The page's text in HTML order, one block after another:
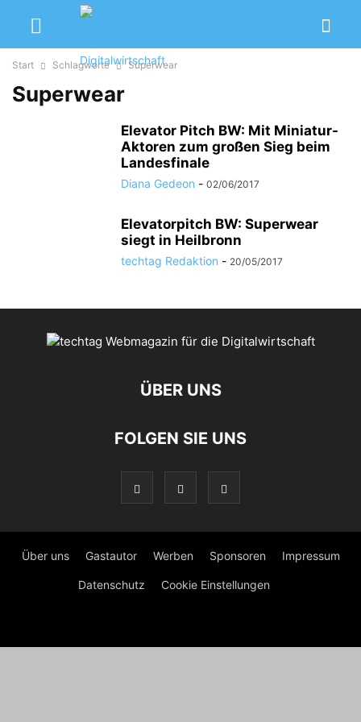
Start Schlagworte Superwear
Superwear
Elevator Pitch BW: Mit Miniatur-
Aktoren zum großen Sieg beim
Landesfinale
Diana Gedeon - 02/06/2017
Elevatorpitch BW: Superwear
siegt in Heilbronn
techtag Redaktion - 20/05/2017
ÜBER UNS
FOLGEN SIE UNS
Über uns Gastautor Werben Sponsoren Impressum
Datenschutz Cookie Einstellungen